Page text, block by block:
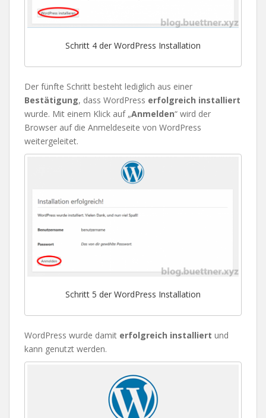
Schritt 4 der WordPress Installation
Der fünfte Schritt besteht lediglich aus einer
Bestätigung, dass WordPress erfolgreich installiert
wurde. Mit einem Klick auf „Anmelden“ wird der
Browser auf die Anmeldeseite von WordPress
weitergeleitet.
Schritt 5 der WordPress Installation
WordPress wurde damit erfolgreich installiert und
kann genutzt werden.